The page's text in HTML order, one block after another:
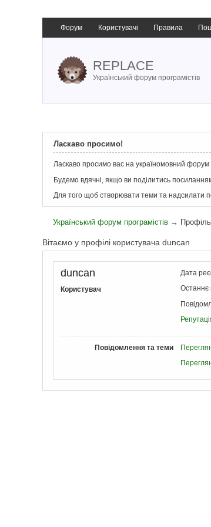
Форум Користувачі Правила
REPLACE
Український форум програмістів
Ласкаво просимо!
Ласкаво просимо вас на україномовний
Будемо вдячні, якщо ви поділитись
Для того щоб створювати теми та надсилати
Український форум програмістів →
Вітаємо у профілі користувача duncan
duncan
Користувач
Дата
Останнє
Повідомлення та теми